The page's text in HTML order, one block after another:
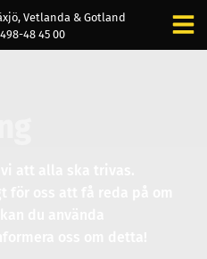
Vetlanda & Gotland
48 45 00